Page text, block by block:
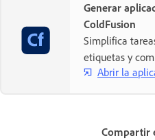
Generar
ColdFusion
Simplifica
etiquetas y
Abrir la
Compartir